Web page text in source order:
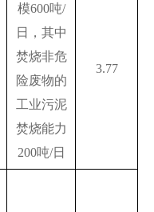
模600吨/
日，其中
焚烧非危
险废物的
工业污泥
焚烧能力
200吨/日
3.77